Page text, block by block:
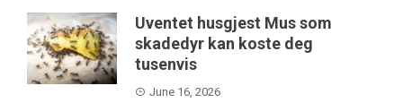
Uventet husgjest Mus som
skadedyr kan koste deg
tusenvis
June 16, 2026